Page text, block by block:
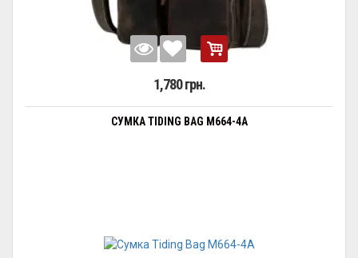
1,780 грн.
СУМКА TIDING BAG M664-4A